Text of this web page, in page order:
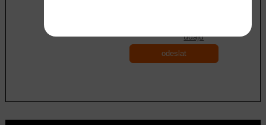
údajů
odeslat